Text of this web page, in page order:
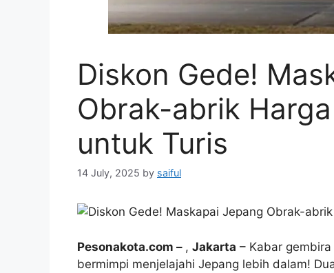
Diskon Gede!
Obrak-abrik
untuk Turis
14 July, 2025 by saiful
Pesonakota.com – , Jakarta – Kabar
bermimpi menjelajahi Jepang lebih dalam!